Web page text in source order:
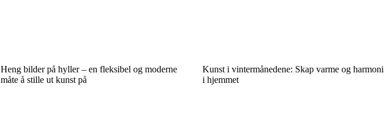
Heng bilder på hyller – en fleksibel og moderne
måte å stille ut kunst på
Kunst i vintermånedene: Skap varme og harmoni
i hjemmet